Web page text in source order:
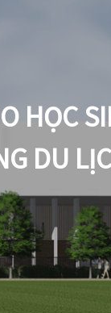
HỌC
DU